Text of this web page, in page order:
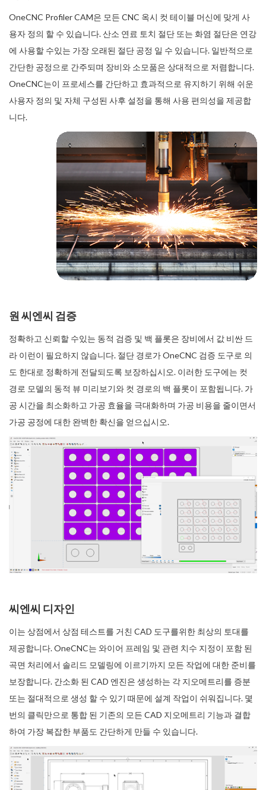
OneCNC Profiler CAM은 모든 CNC 옥시 컷 테이블 머신에 맞게 사
용자 정의 할 수 있습니다. 산소 연료 토치 절단 또는 화염 절단은 연강
에 사용할 수있는 가장 오래된 절단 공정 일 수 있습니다. 일반적으로
간단한 공정으로 간주되며 장비와 소모품은 상대적으로 저렴합니다.
OneCNC는이 프로세스를 간단하고 효과적으로 유지하기 위해 쉬운
사용자 정의 및 자체 구성된 사후 설정을 통해 사용 편의성을 제공합
니다.
원 씨엔씨 검증
정확하고 신뢰할 수있는 동적 검증 및 백 플롯은 장비에서 값 비싼 드
라 이런이 필요하지 않습니다. 절단 경로가 OneCNC 검증 도구로 의
도 한대로 정확하게 전달되도록 보장하십시오. 이러한 도구에는 컷
경로 모델의 동적 뷰 미리보기와 컷 경로의 백 플롯이 포함됩니다. 가
공 시간을 최소화하고 가공 효율을 극대화하며 가공 비용을 줄이면서
가공 공정에 대한 완벽한 확신을 얻으십시오.
씨엔씨 디자인
이는 상점에서 상점 테스트를 거친 CAD 도구를위한 최상의 토대를
제공합니다. OneCNC는 와이어 프레임 및 관련 치수 지정이 포함 된
곡면 처리에서 솔리드 모델링에 이르기까지 모든 작업에 대한 준비를
보장합니다. 간소화 된 CAD 엔진은 생성하는 각 지오메트리를 증분
또는 절대적으로 생성 할 수 있기 때문에 설계 작업이 쉬워집니다. 몇
번의 클릭만으로 통합 된 기존의 모든 CAD 지오메트리 기능과 결합
하여 가장 복잡한 부품도 간단하게 만들 수 있습니다.